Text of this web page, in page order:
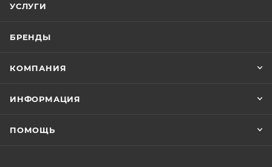
УСЛУГИ
БРЕНДЫ
КОМПАНИЯ
ИНФОРМАЦИЯ
ПОМОЩЬ